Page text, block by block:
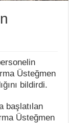
Politikaları:
Yok Oluşu
Üsteğmen
bildirdi.
başlatılan
Üsteğmen